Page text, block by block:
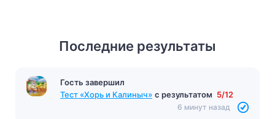
Последние результаты
Гость завершил
Тест «Хорь и Калиныч» с результатом 5/12
6 минут назад